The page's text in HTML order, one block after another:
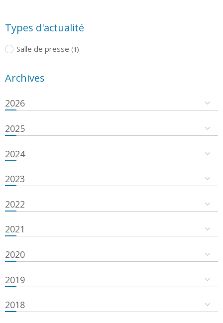
Types d'actualité
Salle de presse (1)
Archives
2026
2025
2024
2023
2022
2021
2020
2019
2018